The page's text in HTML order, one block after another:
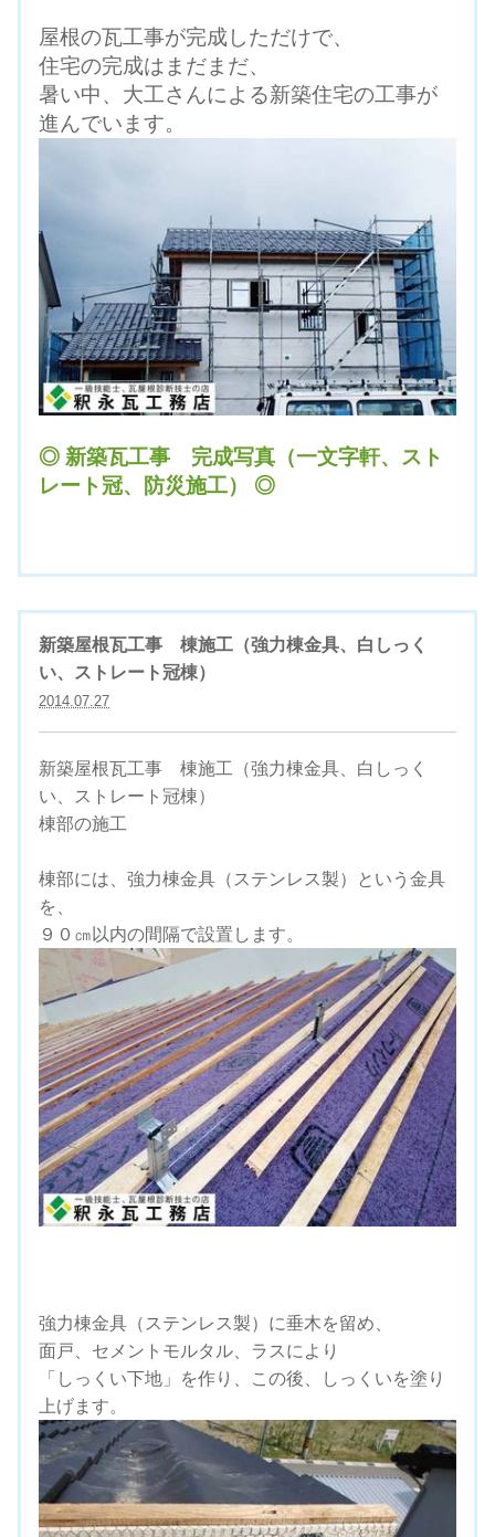
屋根の瓦工事が完成しただけで、
住宅の完成はまだまだ、
暑い中、 大工さんによる新築住宅の工事が
進んでいます。
◎ 新築瓦工事 完成写真（一文字軒、スト
レート冠、防災施工） ◎
新築屋根瓦工事 棟施工（強力棟金具、白しっく
い、ストレート冠棟）
2014.07.27
新築屋根瓦工事 棟施工（強力棟金具、白しっく
い、ストレート冠棟）
棟部の施工
棟部には、強力棟金具（ステンレス製）という金具
を、
９０㎝以内の間隔で設置します。
強力棟金具（ステンレス製）に垂木を留め、
面戸、セメントモルタル、ラスにより
「しっくい下地」を作り、この後、しっくいを塗り
上げます。